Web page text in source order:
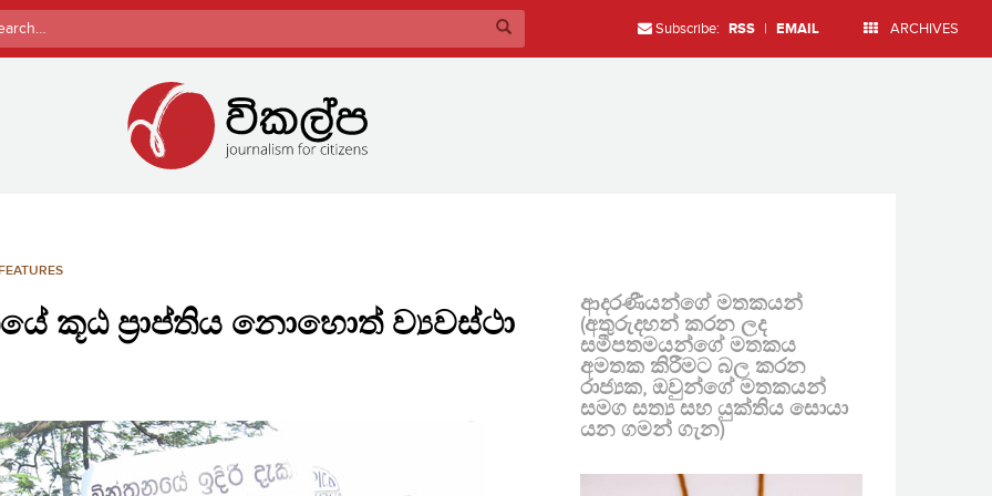
Subscribe: RSS | EMAIL ARCHIVES
කූඨ ප්‍රාප්තිය නොහොත් ව්‍යවස්ථා
ආදරණීයන්ගේ මතකයන්
(අතුරුදහන් කරන ලද
සමීපතමයන්ගේ මතකය
අමතක කිරීමට බල කරන
රාජ්‍යක, ඔවුන්ගේ මතකයන්
සමග සත්‍ය සහ යුක්තිය සොයා
යන ගමන් ගැන)